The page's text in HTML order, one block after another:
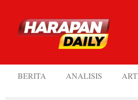
BERITA ANALISIS